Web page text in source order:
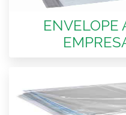
ENVELOPE